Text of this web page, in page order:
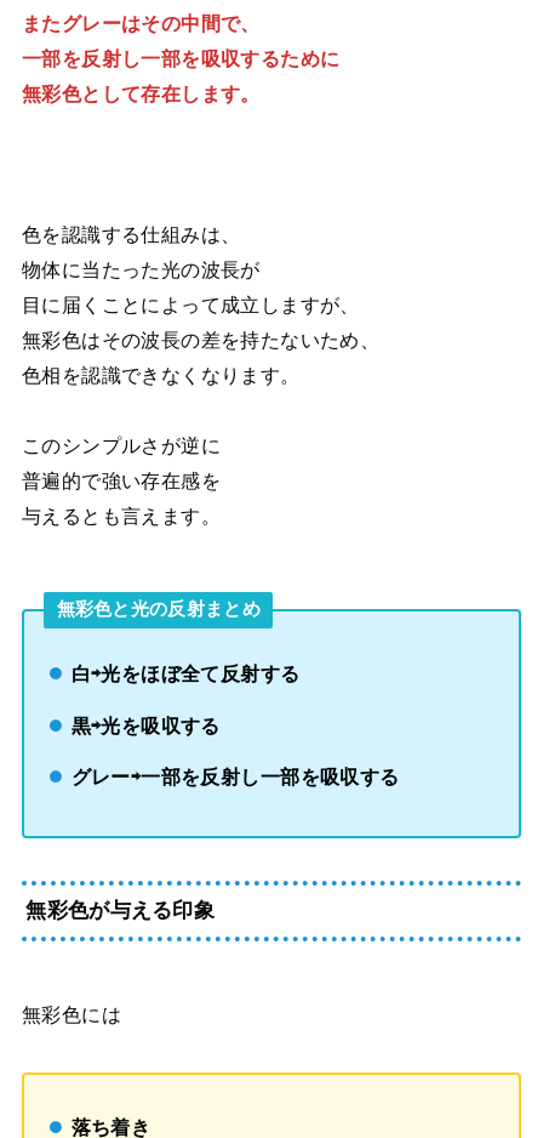
またグレーはその中間で、
一部を反射し一部を吸収するために
無彩色として存在します。
色を認識する仕組みは、
物体に当たった光の波長が
目に届くことによって成立しますが、
無彩色はその波長の差を持たないため、
色相を認識できなくなります。
このシンプルさが逆に
普遍的で強い存在感を
与えるとも言えます。
無彩色と光の反射まとめ
白⇨光をほぼ全て反射する
黒⇨光を吸収する
グレー⇨一部を反射し一部を吸収する
無彩色が与える印象
無彩色には
落ち着き